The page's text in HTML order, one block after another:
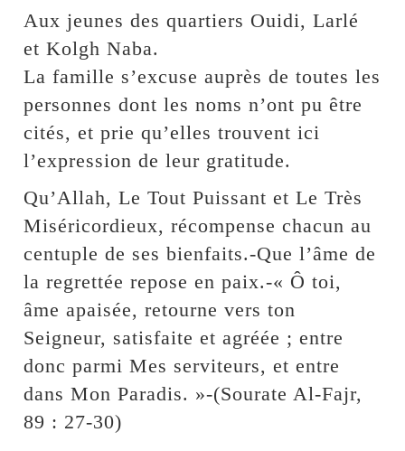
Aux jeunes des quartiers Ouidi, Larlé
et Kolgh Naba.
La famille s’excuse auprès de toutes les
personnes dont les noms n’ont pu être
cités, et prie qu’elles trouvent ici
l’expression de leur gratitude.
Qu’Allah, Le Tout Puissant et Le Très
Miséricordieux, récompense chacun au
centuple de ses bienfaits.-Que l’âme de
la regrettée repose en paix.-« Ô toi,
âme apaisée, retourne vers ton
Seigneur, satisfaite et agréée ; entre
donc parmi Mes serviteurs, et entre
dans Mon Paradis. »-(Sourate Al-Fajr,
89 : 27-30)